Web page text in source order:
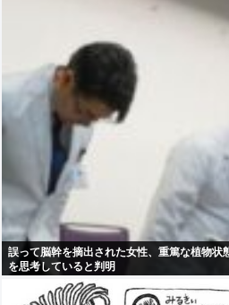
誤って脳幹を摘出された女性、重篤な植物状
を思考していると判明